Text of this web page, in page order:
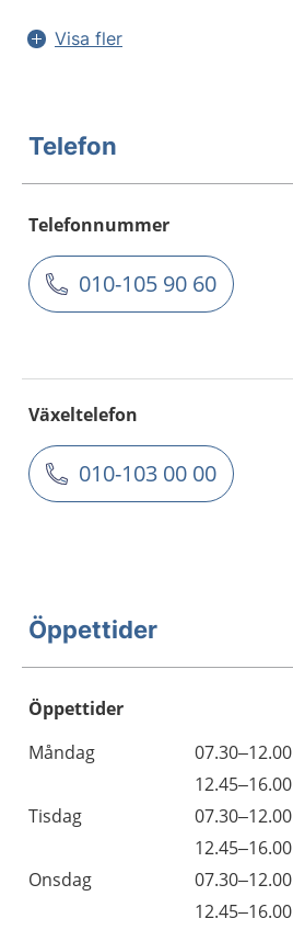
Visa fler
Telefon
Telefonnummer
010-105 90 60
Växeltelefon
010-103 00 00
Öppettider
Öppettider
Dag
Öppettider
Kommentarer
Måndag
07.30–12.00
12.45–16.00
Tisdag
07.30–12.00
12.45–16.00
Onsdag
07.30–12.00
12.45–16.00